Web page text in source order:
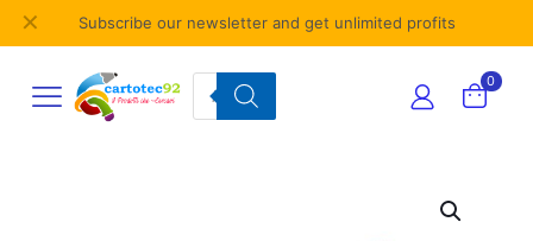
Subscribe our newsletter and get unlimited profits
✕
Products
search
0